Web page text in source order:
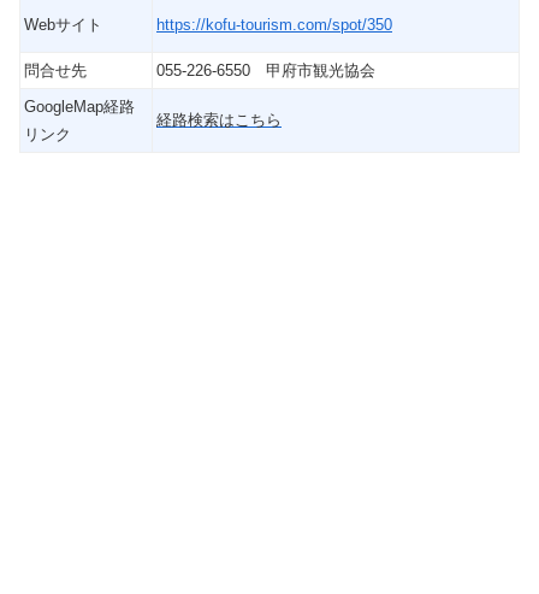
Webサイト https://kofu-tourism.com/spot/350
問合せ先
055-226-6550 甲府市観光協会
GoogleMap経路
リンク
経路検索はこちら